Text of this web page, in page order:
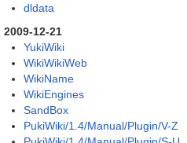
dldata
2009-12-21
YukiWiki
WikiWikiWeb
WikiName
WikiEngines
SandBox
PukiWiki/1.4/Manual/Plugin/V-Z